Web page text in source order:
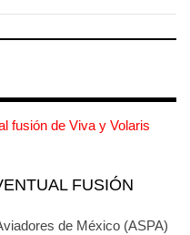
FUSIÓN
de México (ASPA)